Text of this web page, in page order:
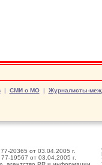
| СМИ о МО| Журналисты-
20365 от 03.04.2005 г.
19567 от 03.04.2005 г.